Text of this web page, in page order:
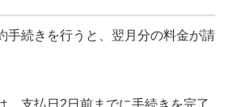
手続きを行うと、翌月分の料金が請
、支払日2日前までに手続きを完了